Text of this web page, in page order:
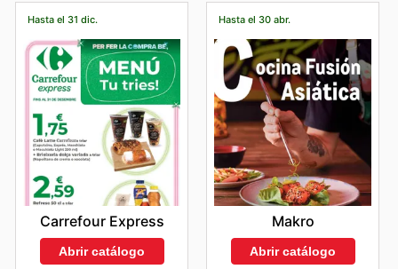
Hasta el 31 dic.
Carrefour Express
Abrir catálogo
Hasta el 30 abr.
Makro
Abrir catálogo